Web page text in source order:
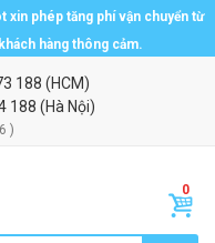
xin phép tăng phí vận chuyển từ
hàng thông cảm.
188 (HCM)
188 (Hà Nội)
)